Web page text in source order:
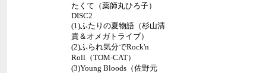
たくて（薬師丸ひろ子）
DISC2
(1)ふたりの夏物語（杉山清
貴＆オメガトライブ）
(2)ふられ気分でRock'n
Roll（TOM-CAT）
(3)Young Bloods（佐野元